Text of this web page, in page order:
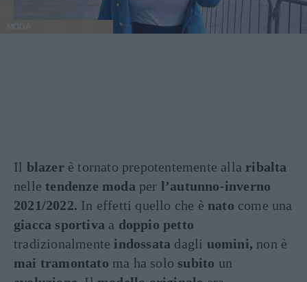
MODA
Il blazerè tornato prepotentemente alla ribalta
nelletendenze moda per l’autunno-inverno
2021/2022. In effetti quello che è nato come una
giacca sportiva a doppio petto
tradizionalmente indossata dagli uomini, non è
mai tramontato ma ha solo subito un